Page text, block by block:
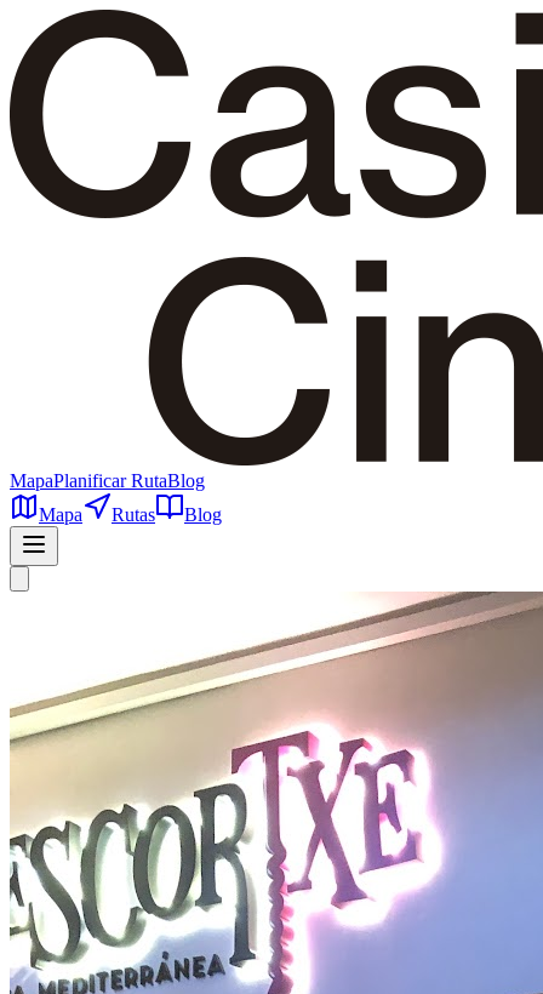
MapaPlanificar RutaBlog
Mapa
Rutas Blog